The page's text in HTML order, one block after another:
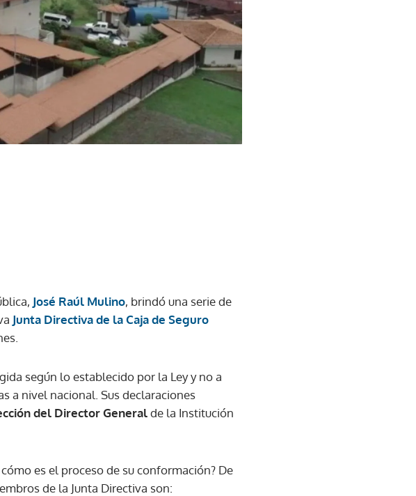
José Raúl Mulino, brindó una serie de
Junta Directiva de la Caja de Seguro
según lo establecido por la Ley y no a
a nivel nacional. Sus declaraciones
del Director Generalde la Institución
es el proceso de su conformación? De
de la Junta Directiva son: